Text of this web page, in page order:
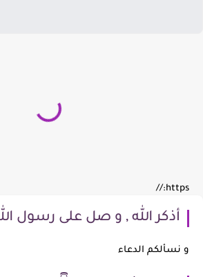
https://
أذكر الله , و صل على رسول الله.
و نسألكم الدعاء